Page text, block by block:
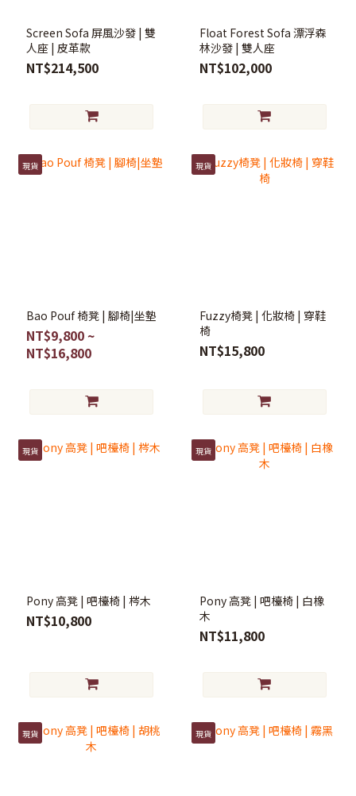
Screen Sofa 屏風沙發 | 雙
人座 | 皮革款
NT$214,500
Float Forest Sofa 漂浮森
林沙發 | 雙人座
NT$102,000
現貨
Bao Pouf 椅凳 | 腳椅|坐墊
NT$9,800 ~
NT$16,800
現貨
Fuzzy椅凳 | 化妝椅 | 穿鞋
椅
NT$15,800
現貨
Pony 高凳 | 吧檯椅 | 梣木
NT$10,800
現貨
Pony 高凳 | 吧檯椅 | 白橡
木
NT$11,800
現貨 現貨